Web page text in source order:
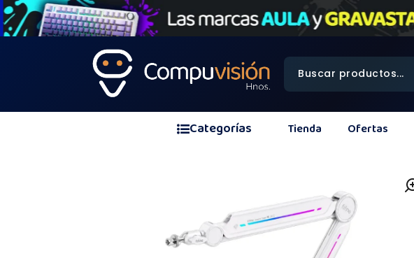
Categorías Tienda Ofertas